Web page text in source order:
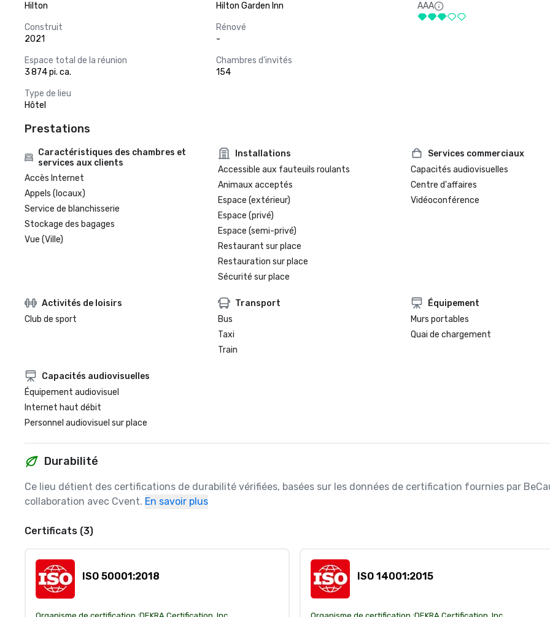
Hilton
Hilton Garden Inn
Construit
2021
Rénové
-
Espace total de la réunion
3 874 pi. ca.
Chambres d'invités
154
Type de lieu
Hôtel
AAA
Prestations
Caractéristiques des chambres et
services aux clients
Accès Internet
Appels (locaux)
Service de blanchisserie
Stockage des bagages
Vue (Ville)
Installations
Accessible aux fauteuils roulants
Animaux acceptés
Espace (extérieur)
Espace (privé)
Espace (semi-privé)
Restaurant sur place
Restauration sur place
Sécurité sur place
Services commerciaux
Capacités audiovisuelles
Centre d'affaires
Vidéoconférence
Activités de loisirs
Club de sport
Transport
Bus
Taxi
Train
Équipement
Murs portables
Quai de chargement
Capacités audiovisuelles
Équipement audiovisuel
Internet haut débit
Personnel audiovisuel sur place
Durabilité
Ce lieu détient des certifications de durabilité vérifiées, basées sur les données de certification fournies par
collaboration avec Cvent. En savoir plus
Certificats (3)
ISO 50001:2018 ISO 14001:2015